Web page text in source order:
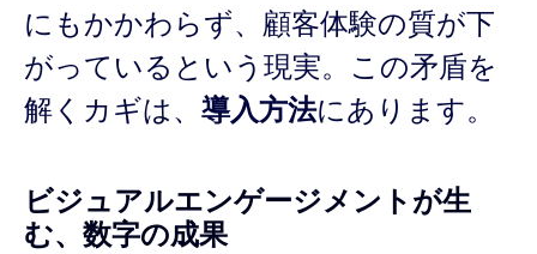
にもかかわらず、顧客体験の質が下
がっているという現実。この矛盾を
解くカギは、 導入方法にあります。
ビジュアルエンゲージメントが生
む、数字の成果